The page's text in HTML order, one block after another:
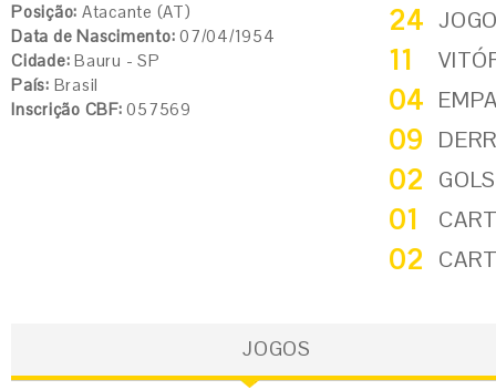
Posição: Atacante (AT)
Data de Nascimento: 07/04/1954
Cidade: Bauru - SP
País: Brasil
Inscrição CBF: 057569
24
11
04
09
02
01
02
JOGOS